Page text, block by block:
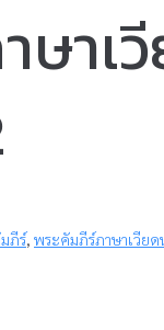
าเ
ภีร์, พระคัมภีร์ภาษาเวียด